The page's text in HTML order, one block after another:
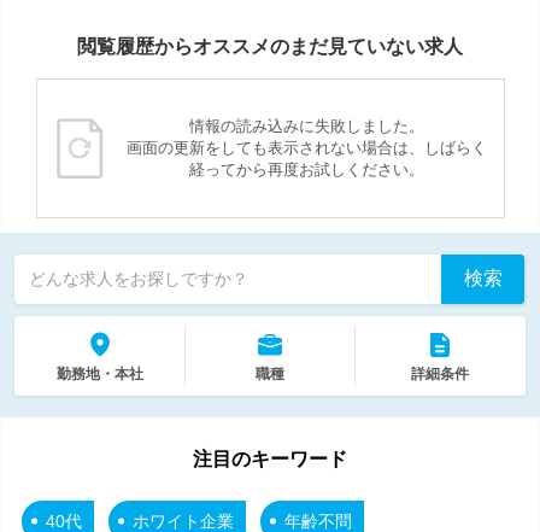
閲覧履歴からオススメのまだ見ていない求人
情報の読み込みに失敗しました。
画面の更新をしても表示されない場合は、しばらく
経ってから再度お試しください。
どんな求人をお探しですか？ 検索
勤務地・本社 職種 詳細条件
注目のキーワード
40代 ホワイト企業 年齢不問